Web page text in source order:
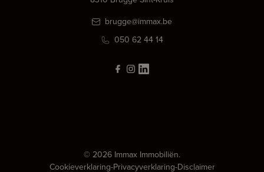
brugge@immax.be
050 62 44 14
© 2026 Immax Immobiliën.
Cookieverklaring-Privacyverklaring-Disclaimer